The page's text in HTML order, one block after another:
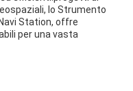
lo Strumento
Station, offre
per una vasta